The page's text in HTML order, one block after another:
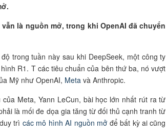
là nguồn mở, trong khi OpenAI đã chuyển
trong tuần này sau khi DeepSeek, một công ty
R1. T các tiêu chuẩn của bên thứ ba, nó vượt
Mỹ như OpenAI, Meta và Anthropic.
Meta, Yann LeCun, bài học lớn nhất rút ra từ
là mối đe dọa gia tăng từ đối thủ cạnh tranh từ
trì các mô hình AI nguồn mở để bất kỳ ai cũng